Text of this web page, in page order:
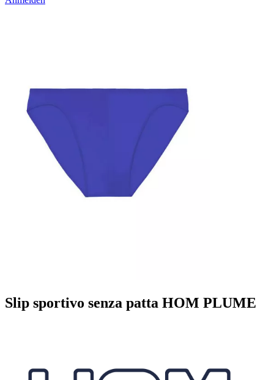
Slip sportivo senza patta HOM PLUME